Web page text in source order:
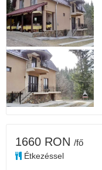
1660 RON /fő
Étkezéssel